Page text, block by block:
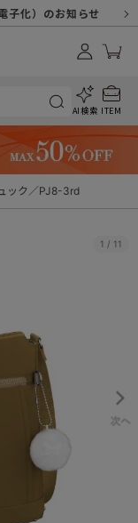
影響について
子化）のお知らせ
送への影響について
ください
関しまして
しまして
意ください
AI検索 ITEM
ック／PJ8-3rd
1 / 11